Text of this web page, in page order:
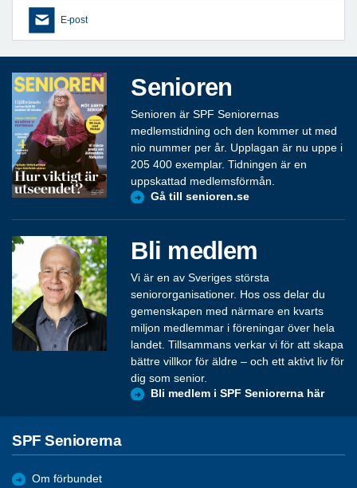
E-post
Senioren
Senioren är SPF Seniorernas
medlemstidning och den kommer ut med
nio nummer per år. Upplagan är nu uppe i
205 400 exemplar. Tidningen är en
uppskattad medlemsförmån.
Gå till senioren.se
Bli medlem
Vi är en av Sveriges största
seniororganisationer. Hos oss delar du
gemenskapen med närmare en kvarts
miljon medlemmar i föreningar över hela
landet. Tillsammans verkar vi för att skapa
bättre villkor för äldre – och ett aktivt liv för
dig som senior.
Bli medlem i SPF Seniorerna här
SPF Seniorerna
Om förbundet